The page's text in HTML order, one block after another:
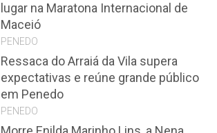
lugar na Maratona Internacional de
Maceió
PENEDO
Ressaca do Arraiá da Vila supera
expectativas e reúne grande público
em Penedo
PENEDO